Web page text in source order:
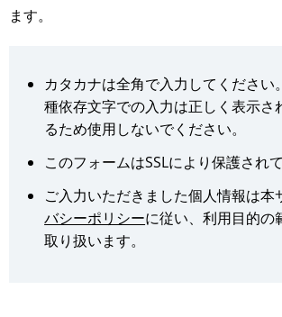
ます。
カタカナは全角で入力してください
種依存文字での入力は正しく表示さ
るため使用しないでください。
このフォームはSSLにより保護されて
ご入力いただきました個人情報は本
バシーポリシーに従い、利用目的の
取り扱います。